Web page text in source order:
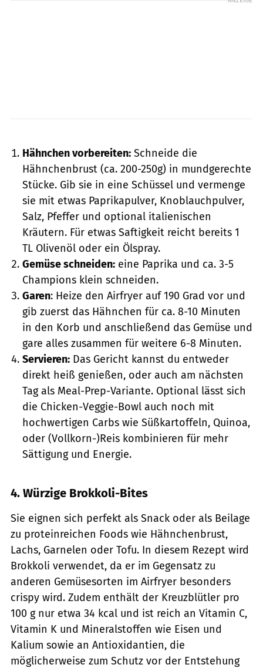
Hähnchen vorbereiten: Schneide die
Hähnchenbrust (ca. 200-250g) in mundgerechte
Stücke. Gib sie in eine Schüssel und vermenge
sie mit etwas Paprikapulver, Knoblauchpulver,
Salz, Pfeffer und optional italienischen
Kräutern. Für etwas Saftigkeit reicht bereits 1
TL Olivenöl oder ein Ölspray.
Gemüse schneiden: eine Paprika und ca. 3-5
Champions klein schneiden.
Garen: Heize den Airfryer auf 190 Grad vor und
gib zuerst das Hähnchen für ca. 8-10 Minuten
in den Korb und anschließend das Gemüse und
gare alles zusammen für weitere 6-8 Minuten.
Servieren: Das Gericht kannst du entweder
direkt heiß genießen, oder auch am nächsten
Tag als Meal-Prep-Variante. Optional lässt sich
die Chicken-Veggie-Bowl auch noch mit
hochwertigen Carbs wie Süßkartoffeln, Quinoa,
oder (Vollkorn-)Reis kombinieren für mehr
Sättigung und Energie.
4. Würzige Brokkoli-Bites
Sie eignen sich perfekt als Snack oder als Beilage
zu proteinreichen Foods wie Hähnchenbrust,
Lachs, Garnelen oder Tofu. In diesem Rezept wird
Brokkoli verwendet, da er im Gegensatz zu
anderen Gemüsesorten im Airfryer besonders
crispy wird. Zudem enthält der Kreuzblütler pro
100 g nur etwa 34 kcal und ist reich an Vitamin C,
Vitamin K und Mineralstoffen wie Eisen und
Kalium sowie an Antioxidantien, die
möglicherweise zum Schutz vor der Entstehung